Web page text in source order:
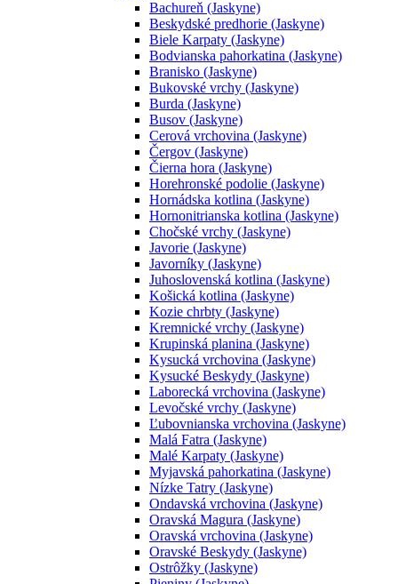
Bachureň (Jaskyne)
Beskydské predhorie (Jaskyne)
Biele Karpaty (Jaskyne)
Bodvianska pahorkatina (Jaskyne)
Branisko (Jaskyne)
Bukovské vrchy (Jaskyne)
Burda (Jaskyne)
Busov (Jaskyne)
Cerová vrchovina (Jaskyne)
Čergov (Jaskyne)
Čierna hora (Jaskyne)
Horehronské podolie (Jaskyne)
Hornádska kotlina (Jaskyne)
Hornonitrianska kotlina (Jaskyne)
Chočské vrchy (Jaskyne)
Javorie (Jaskyne)
Javorníky (Jaskyne)
Juhoslovenská kotlina (Jaskyne)
Košická kotlina (Jaskyne)
Kozie chrbty (Jaskyne)
Kremnické vrchy (Jaskyne)
Krupinská planina (Jaskyne)
Kysucká vrchovina (Jaskyne)
Kysucké Beskydy (Jaskyne)
Laborecká vrchovina (Jaskyne)
Levočské vrchy (Jaskyne)
Ľubovnianska vrchovina (Jaskyne)
Malá Fatra (Jaskyne)
Malé Karpaty (Jaskyne)
Myjavská pahorkatina (Jaskyne)
Nízke Tatry (Jaskyne)
Ondavská vrchovina (Jaskyne)
Oravská Magura (Jaskyne)
Oravská vrchovina (Jaskyne)
Oravské Beskydy (Jaskyne)
Ostrôžky (Jaskyne)